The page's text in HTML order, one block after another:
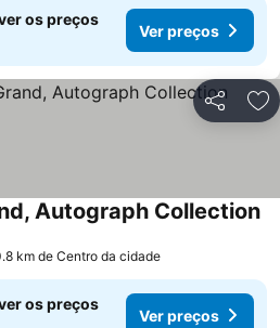
os preços
Ver preços
Partilhar
Autograph Collection
km de Centro da cidade
os preços
Ver preços